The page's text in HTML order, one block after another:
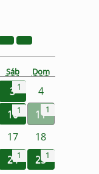
Sáb Dom
3 1
4
101 111
17
18
241 251